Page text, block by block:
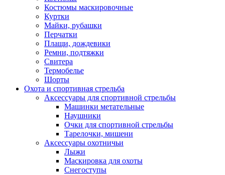
Костюмы маскировочные
Куртки
Майки, рубашки
Перчатки
Плащи, дождевики
Ремни, подтяжки
Свитера
Термобелье
Шорты
Охота и спортивная стрельба
Аксессуары для спортивной стрельбы
Машинки метательные
Наушники
Очки для спортивной стрельбы
Тарелочки, мишени
Аксессуары охотничьи
Лыжи
Маскировка для охоты
Снегоступы